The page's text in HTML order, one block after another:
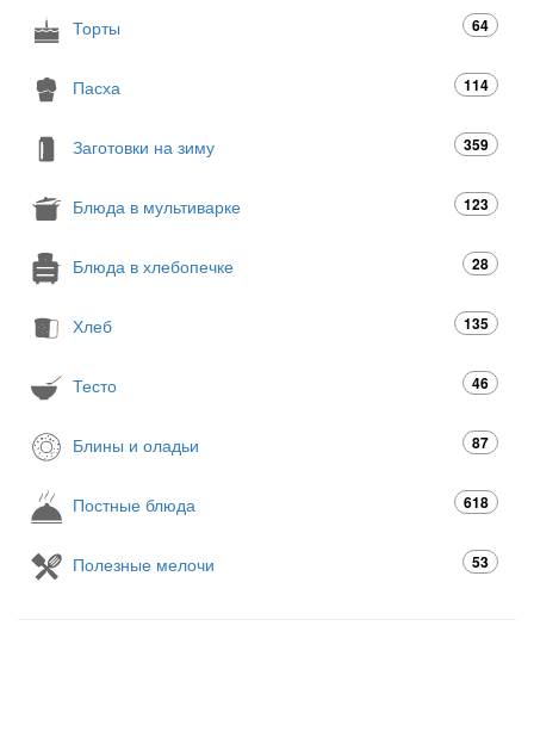
Торты 64
Пасха 114
Заготовки на зиму 359
Блюда в мультиварке 123
Блюда в хлебопечке 28
Хлеб 135
Тесто 46
Блины и оладьи 87
Постные блюда 618
Полезные мелочи 53